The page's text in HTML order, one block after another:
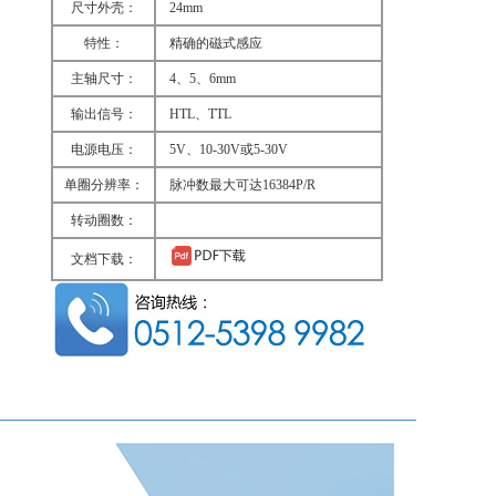
尺寸外壳： 24mm
特性： 精确的磁式感应
主轴尺寸： 4、5、6mm
输出信号： HTL、TTL
电源电压： 5V、10-30V或5-30V
单圈分辨率： 脉冲数最大可达16384P/R
转动圈数：
文档下载：